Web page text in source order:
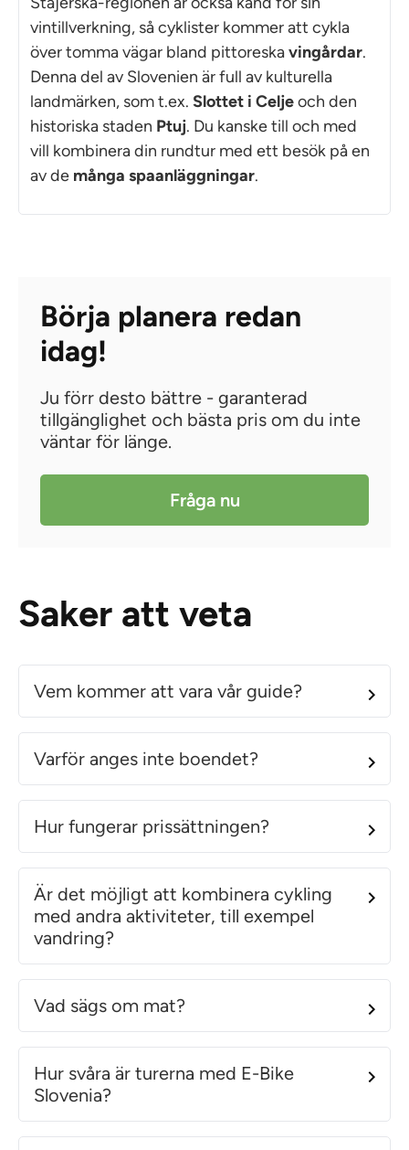
vintillverkning, så cyklister kommer att cykla
över tomma vägar bland pittoreskavingårdar.
Denna del av Slovenien är full av kulturella
landmärken, som t.ex. Slottet i Celjeoch den
historiska staden Ptuj. Du kanske till och med
vill kombinera din rundtur med ett besök på en
av de många spaanläggningar.
Börja planera redan
idag!
Ju förr desto bättre - garanterad
tillgänglighet och bästa pris om du inte
väntar för länge.
Fråga nu
Saker att veta
Vem kommer att vara vår guide?
Varför anges inte boendet?
Hur fungerar prissättningen?
Är det möjligt att kombinera cykling
med andra aktiviteter, till exempel
vandring?
Vad sägs om mat?
Hur svåra är turerna med E-Bike
Slovenia?